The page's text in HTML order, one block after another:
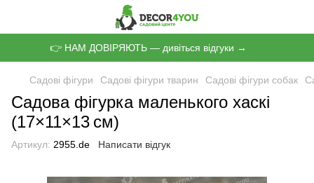
👉 НАМ ДОВІРЯЮТЬ — дивіться відгуки →
Садові фігури Садові фігури тварин Садові фігури собак
Садова фігурка маленького хаскі
(17×11×13 см)
Артикул: 2955.de Написати відгук